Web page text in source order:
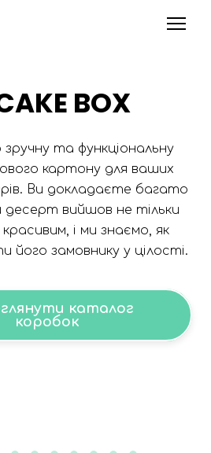
BOX
та функціональну
картону для ваших
Ви докладаєте багато
вийшов не тільки
і ми знаємо, як
його замовнику у цілості.
каталог
коробок